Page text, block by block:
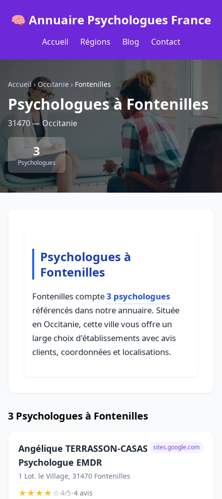
🧠 Annuaire Psychologues France
Accueil Régions Blog Contact
Accueil› Occitanie › Fontenilles
Psychologues à Fontenilles
31470 — Occitanie
3
Psychologues
Psychologues à
Fontenilles
Fontenilles compte3 psychologues
référencés dans notre annuaire. Située
en Occitanie, cette ville vous offre un
large choix d'établissements avec avis
clients, coordonnées et localisations.
3 Psychologues à Fontenilles
Angélique TERRASSON-CASAS
Psychologue EMDR
1 Lot. le Village, 31470 Fontenilles
sites.google.com
★★★★☆4/5•4 avis